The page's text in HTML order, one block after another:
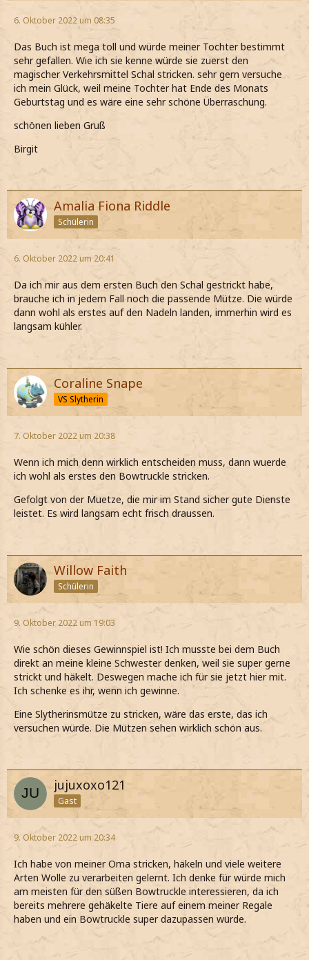
6. Oktober 2022 um 08:35
Das Buch ist mega toll und würde meiner Tochter bestimmt
sehr gefallen. Wie ich sie kenne würde sie zuerst den
magischer Verkehrsmittel Schal stricken. sehr gern versuche
ich mein Glück, weil meine Tochter hat Ende des Monats
Geburtstag und es wäre eine sehr schöne Überraschung.
schönen lieben Gruß
Birgit
Amalia Fiona Riddle
Schülerin
6. Oktober 2022 um 20:41
Da ich mir aus dem ersten Buch den Schal gestrickt habe,
brauche ich in jedem Fall noch die passende Mütze. Die würde
dann wohl als erstes auf den Nadeln landen, immerhin wird es
langsam kühler.
Coraline Snape
VS Slytherin
7. Oktober 2022 um 20:38
Wenn ich mich denn wirklich entscheiden muss, dann wuerde
ich wohl als erstes den Bowtruckle stricken.
Gefolgt von der Muetze, die mir im Stand sicher gute Dienste
leistet. Es wird langsam echt frisch draussen.
Willow Faith
Schülerin
9. Oktober 2022 um 19:03
Wie schön dieses Gewinnspiel ist! Ich musste bei dem Buch
direkt an meine kleine Schwester denken, weil sie super gerne
strickt und häkelt. Deswegen mache ich für sie jetzt hier mit.
Ich schenke es ihr, wenn ich gewinne.
Eine Slytherinsmütze zu stricken, wäre das erste, das ich
versuchen würde. Die Mützen sehen wirklich schön aus.
jujuxoxo121
Gast
9. Oktober 2022 um 20:34
Ich habe von meiner Oma stricken, häkeln und viele weitere
Arten Wolle zu verarbeiten gelernt. Ich denke für würde mich
am meisten für den süßen Bowtruckle interessieren, da ich
bereits mehrere gehäkelte Tiere auf einem meiner Regale
haben und ein Bowtruckle super dazupassen würde.